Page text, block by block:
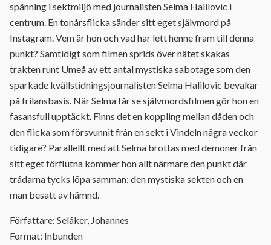
spänning i sektmiljö med journalisten Selma Halilovic i
centrum. En tonårsflicka sänder sitt eget självmord på
Instagram. Vem är hon och vad har lett henne fram till denna
punkt? Samtidigt som filmen sprids över nätet skakas
trakten runt Umeå av ett antal mystiska sabotage som den
sparkade kvällstidningsjournalisten Selma Halilovic bevakar
på frilansbasis. När Selma får se självmordsfilmen gör hon en
fasansfull upptäckt. Finns det en koppling mellan dåden och
den flicka som försvunnit från en sekt i Vindeln några veckor
tidigare? Parallellt med att Selma brottas med demoner från
sitt eget förflutna kommer hon allt närmare den punkt där
trådarna tycks löpa samman: den mystiska sekten och en
man besatt av hämnd.
Författare: Selåker, Johannes
Format: Inbunden